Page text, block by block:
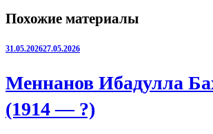
Похожие материалы
31.05.202627.05.2026
Меннанов Ибадулла
(1914 — ?)